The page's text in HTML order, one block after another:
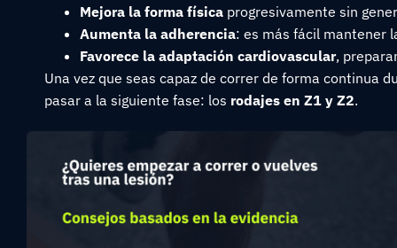
Mejora la forma física progresivamente sin
Aumenta la adherencia: es más fácil mantener
Favorece la adaptación cardiovascular,
Una vez que seas capaz de correr de forma continua
pasar a la siguiente fase: los rodajes en Z1 y Z2.